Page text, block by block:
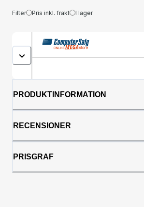
Filter Pris inkl. frakt I lager
PRODUKTINFORMATION
RECENSIONER
PRISGRAF